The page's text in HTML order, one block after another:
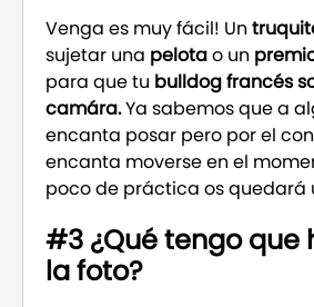
Venga es muy fácil! Un
sujetar una pelotao un
para que tu bulldog francés
camára.Ya sabemos que a
encanta posar pero por el
encanta moverse en el
poco de práctica os quedará
#3 ¿Qué tengo que
la foto?